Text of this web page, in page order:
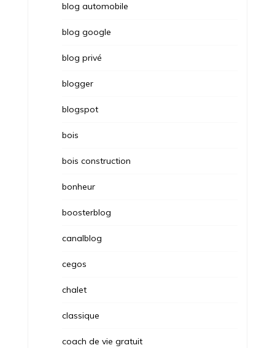
blog automobile
blog google
blog privé
blogger
blogspot
bois
bois construction
bonheur
boosterblog
canalblog
cegos
chalet
classique
coach de vie gratuit